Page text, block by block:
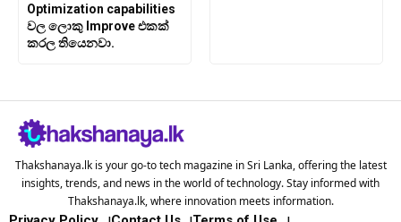
Optimization capabilities
වල ලොකු Improve එකක්
කරල තියෙනවා.
Thakshanaya.lk is your go-to tech magazine in Sri Lanka, offering the latest
insights, trends, and news in the world of technology. Stay informed with
Thakshanaya.lk, where innovation meets information.